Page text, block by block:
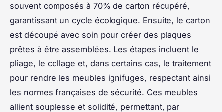
souvent composés à 70% de carton récupéré,
garantissant un cycle écologique. Ensuite, le carton
est découpé avec soin pour créer des plaques
prêtes à être assemblées. Les étapes incluent le
pliage, le collage et, dans certains cas, le traitement
pour rendre les meubles ignifuges, respectant ainsi
les normes françaises de sécurité. Ces meubles
allient souplesse et solidité, permettant, par